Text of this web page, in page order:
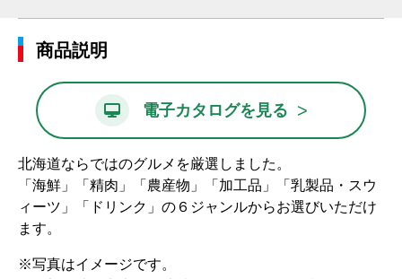
商品説明
電子カタログを見る >
北海道ならではのグルメを厳選しました。
「海鮮」「精肉」「農産物」「加工品」「乳製品・スウ
ィーツ」「ドリンク」の６ジャンルからお選びいただけ
ます。
※写真はイメージです。